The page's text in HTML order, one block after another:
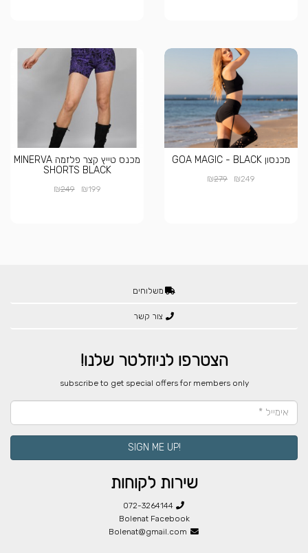
מכנסון GOA MAGIC - BLACK
₪249
₪279
מכנס טייץ קצר פלזמה MINERVA
SHORTS BLACK
₪199
₪249
משלוחים
צור קשר
הצטרפו לניוזלטר שלנו!
​subscribe to get special offers for members only
!SIGN ME UP
שירות לקוחות
072-3264144
Bolenat Facebook
Bolenat@gmail.com